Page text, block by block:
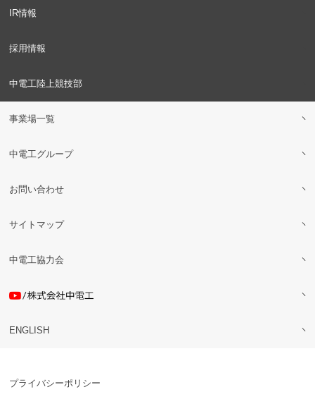
IR情報
採用情報
中電工陸上競技部
事業場一覧
中電工グループ
お問い合わせ
サイトマップ
中電工協力会
ENGLISH
プライバシーポリシー